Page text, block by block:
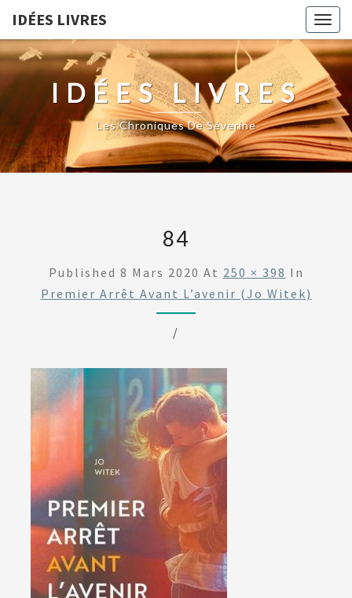
IDÉES LIVRES
IDÉES LIVRES
Les Chroniques De Séverine
84
Published 8 Mars 2020 At 250 × 398 In
Premier Arrêt Avant L’avenir (Jo Witek)
/